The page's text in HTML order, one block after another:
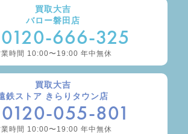
買取大吉
バロー磐田店
0120-666-325
業時間 10:00〜19:00 年中無休
買取大吉
鉄ストア きらりタウン店
0120-055-801
業時間 10:00〜19:00 年中無休